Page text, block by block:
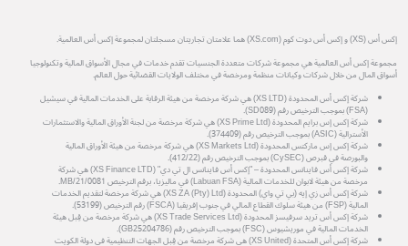
إكس أس (XS) و إكس أس دوت كوم (XS.com) هما علامتان تجاريتان مسجلتان لمجموعة إكس أس العالمية.
مجموعة إكس أس العالمية هي مجموعة شركات متعددة الجنسيات تقدم خدمات في مجال الأسواق المالية وتكنولوجيا
أسواق المال من خلال شركات وكيانات منظمة ومرخصة في مختلف الولايات القضائية حول العالم.
شركة إكس أس المحدودة (XS LTD) هي شركة مرخصة من هيئة الرقابة على الخدمات المالية في سيشيل
(FSA) بموجب الترخيص رقم (SD089).
شركة إكس إس برايم المحدودة (XS Prime Ltd) هي شركة مرخصة من لجنة الأوراق المالية والاستثمارات
الأسترالية (ASIC) بموجب الترخيص رقم (374409).
شركة إكس إس ماركتس المحدودة (XS Markets Ltd) هي شركة مرخصة من هيئة الأوراق المالية
والبورصة في قبرص (CySEC) بموجب الترخيص رقم (412/22).
شركة إكس أس فاينانس المحدودة – "إكس أس فاينانس ال تي دي" (XS Finance LTD) هي شركة
مرخصة من هيئة لابوان للخدمات المالية (Labuan FSA) في ماليزيا، برقم الترخيص MB/21/0081.
شركة إكس أس زي إيه (بي تي واي) المحدودة (XS ZA (Pty) Ltd) هي شركة مرخصة لتقديم الخدمات
المالية (FSP) من هيئة سلوك القطاع المالي في جنوب إفريقيا (FSCA) رقم الترخيص (53199).
شركة إكس أس تريد سرفيسز المحدودة (XS Trade Services Ltd) هي شركة مرخصة من قِبل هيئة
الخدمات المالية في موريشيوس (FSC) بموجب الترخيص رقم (GB25204786).
شركة إكس أس المتحدة (XS United) هي شركة مرخصة من قِبل الجهات التنظيمية في دولة الكويت